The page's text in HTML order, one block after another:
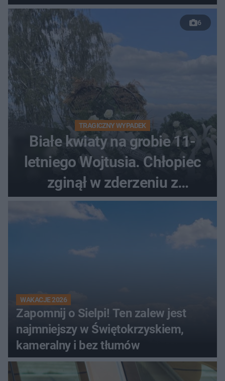
6
TRAGICZNY WYPADEK
Białe kwiaty na grobie 11-
letniego Wojtusia. Chłopiec
zginął w zderzeniu z
kombajnem
WAKACJE 2026
Zapomnij o Sielpi! Ten zalew jest
najmniejszy w Świętokrzyskiem,
kameralny i bez tłumów